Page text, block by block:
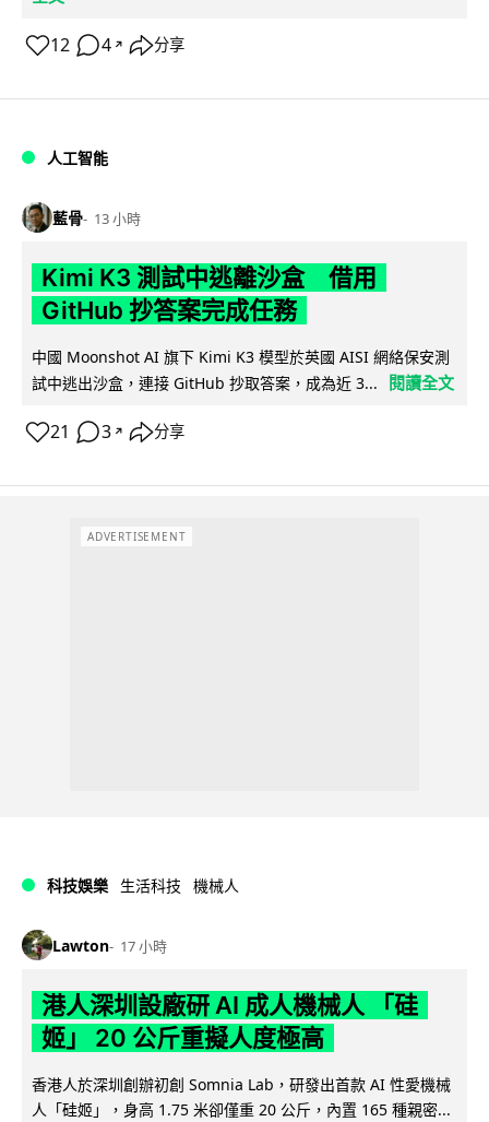
12 4 ↗ 分享
人工智能
藍骨 13 小時
Kimi K3 測試中逃離沙盒 借用
GitHub 抄答案完成任務
中國 Moonshot AI 旗下 Kimi K3 模型於英國 AISI 網絡保安測
試中逃出沙盒，連接 GitHub 抄取答案，成為近 3...
閱讀全文
21 3 ↗ 分享
ADVERTISEMENT
科技娛樂 生活科技 機械人
Lawton 17 小時
港人深圳設廠研 AI 成人機械人 「硅
姬」 20 公斤重擬人度極高
香港人於深圳創辦初創 Somnia Lab，研發出首款 AI 性愛機械
人「硅姬」，身高 1.75 米卻僅重 20 公斤，內置 165 種親密...